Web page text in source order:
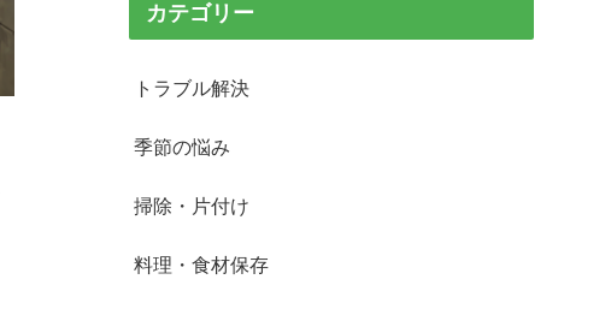
カテゴリー
トラブル解決
季節の悩み
掃除・片付け
料理・食材保存